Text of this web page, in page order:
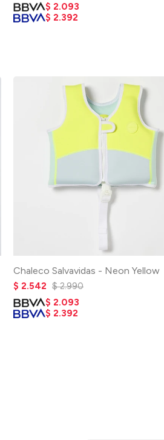
$ 2.093
$ 2.392
Chaleco Salvavidas - Neon Yellow
$ 2.542 $ 2.990
$ 2.093
$ 2.392